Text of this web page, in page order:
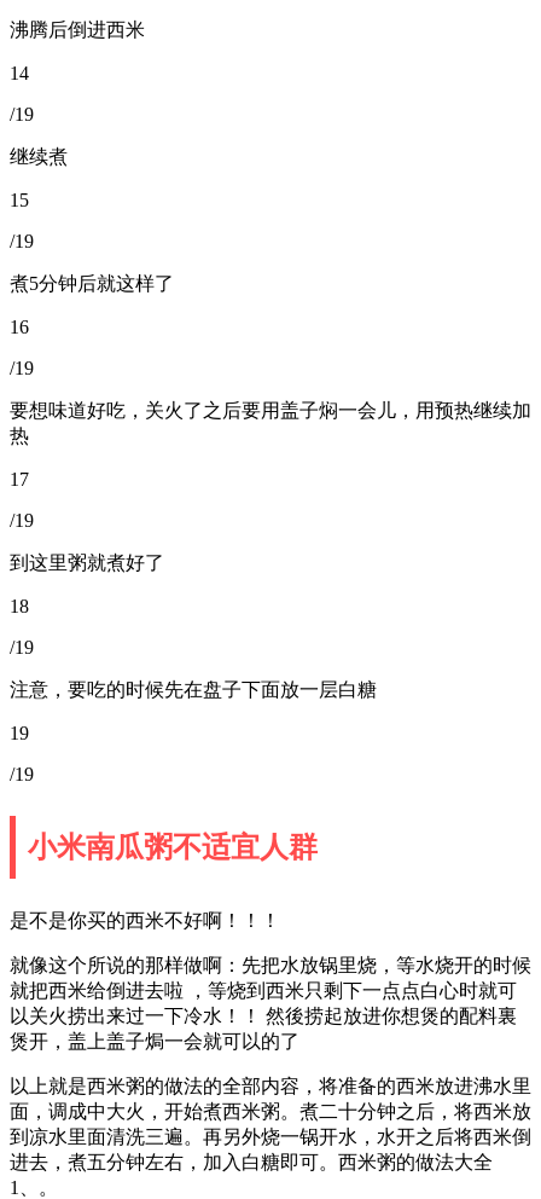
沸腾后倒进西米
14
/19
继续煮
15
/19
煮5分钟后就这样了
16
/19
要想味道好吃，关火了之后要用盖子焖一会儿，用预热继续加
热
17
/19
到这里粥就煮好了
18
/19
注意，要吃的时候先在盘子下面放一层白糖
19
/19
小米南瓜粥不适宜人群
是不是你买的西米不好啊！！！
就像这个所说的那样做啊：先把水放锅里烧，等水烧开的时候
就把西米给倒进去啦 ，等烧到西米只剩下一点点白心时就可
以关火捞出来过一下冷水！！ 然後捞起放进你想煲的配料裏
煲开，盖上盖子焗一会就可以的了
以上就是西米粥的做法的全部内容，将准备的西米放进沸水里
面，调成中大火，开始煮西米粥。煮二十分钟之后，将西米放
到凉水里面清洗三遍。再另外烧一锅开水，水开之后将西米倒
进去，煮五分钟左右，加入白糖即可。西米粥的做法大全
1、。